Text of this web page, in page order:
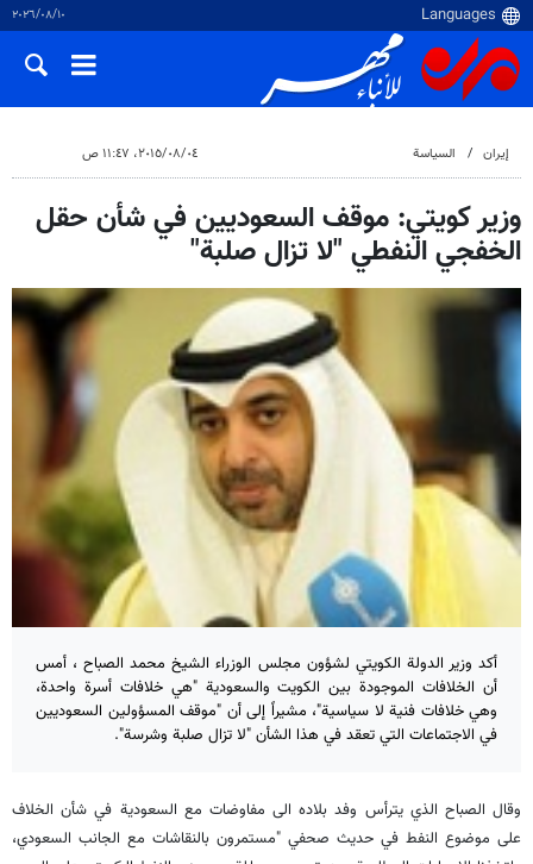
١٠‏/٠٨‏/٢٠٢٦
إيران السياسة ٠٤‏/٠٨‏/٢٠١٥، ١١:٤٧ ص
وزير كويتي: موقف السعوديين في شأن حقل
الخفجي النفطي "لا تزال صلبة"
أكد وزير الدولة الكويتي لشؤون مجلس الوزراء الشيخ محمد الصباح ، أمس
أن الخلافات الموجودة بين الكويت والسعودية "هي خلافات أسرة واحدة،
وهي خلافات فنية لا سياسية"، مشيراً إلى أن "موقف المسؤولين السعوديين
في الاجتماعات التي تعقد في هذا الشأن "لا تزال صلبة وشرسة".
وقال الصباح الذي يترأس وفد بلاده الى مفاوضات مع السعودية في شأن الخلاف
على موضوع النفط في حديث صحفي "مستمرون بالنقاشات مع الجانب السعودي،